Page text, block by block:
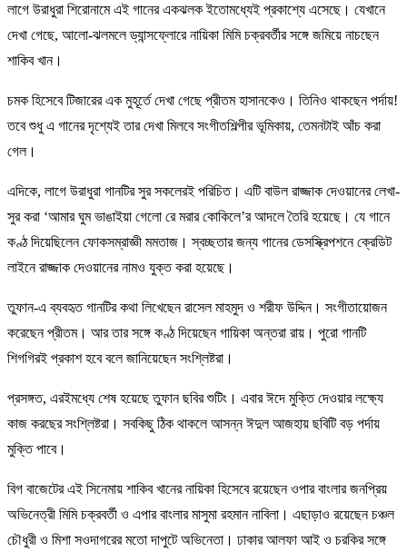
লাগে উরাধুরা শিরোনামে এই গানের একঝলক ইতোমধ্যেই প্রকাশ্যে এসেছে। যেখানে
দেখা গেছে, আলো-ঝলমলে ড্যান্সফ্লোরে নায়িকা মিমি চক্রবর্তীর সঙ্গে জমিয়ে নাচছেন
শাকিব খান।
চমক হিসেবে টিজারের এক মুহূর্তে দেখা গেছে প্রীতম হাসানকেও। তিনিও থাকছেন পর্দায়!
তবে শুধু এ গানের দৃশ্যেই তার দেখা মিলবে সংগীতশিল্পীর ভূমিকায়, তেমনটাই আঁচ করা
গেল।
এদিকে, লাগে উরাধুরা গানটির সুর সকলেরই পরিচিত। এটি বাউল রাজ্জাক দেওয়ানের লেখা-
সুর করা ‘আমার ঘুম ভাঙাইয়া গেলো রে মরার কোকিলে’র আদলে তৈরি হয়েছে। যে গানে
কণ্ঠ দিয়েছিলেন ফোকসম্রাজ্ঞী মমতাজ। স্বচ্ছতার জন্য গানের ডেসস্ক্রিপশনে ক্রেডিট
লাইনে রাজ্জাক দেওয়ানের নামও যুক্ত করা হয়েছে।
তুফান-এ ব্যবহৃত গানটির কথা লিখেছেন রাসেল মাহমুদ ও শরীফ উদ্দিন। সংগীতায়োজন
করেছেন প্রীতম। আর তার সঙ্গে কণ্ঠ দিয়েছেন গায়িকা অন্তরা রায়। পুরো গানটি
শিগগিরই প্রকাশ হবে বলে জানিয়েছেন সংশ্লিষ্টরা।
প্রসঙ্গত, এরইমধ্যে শেষ হয়েছে তুফান ছবির শুটিং। এবার ঈদে মুক্তি দেওয়ার লক্ষ্যে
কাজ করছের সংশ্লিষ্টরা। সবকিছু ঠিক থাকলে আসন্ন ঈদুল আজহায় ছবিটি বড় পর্দায়
মুক্তি পাবে।
বিগ বাজেটের এই সিনেমায় শাকিব খানের নায়িকা হিসেবে রয়েছেন ওপার বাংলার জনপ্রিয়
অভিনেত্রী মিমি চক্রবর্তী ও এপার বাংলার মাসুমা রহমান নাবিলা। এছাড়াও রয়েছেন চঞ্চল
চৌধুরী ও মিশা সওদাগরের মতো দাপুটে অভিনেতা। ঢাকার আলফা আই ও চরকির সঙ্গে